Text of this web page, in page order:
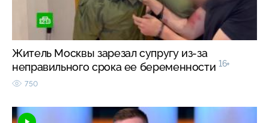
Житель Москвы зарезал супругу из-за
неправильного срока ее беременности 16+
750